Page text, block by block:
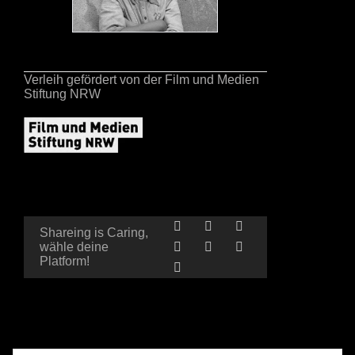
Cine-Vue.com
Verleih gefördert von der Film und Medien
Stiftung NRW
Shareing is Caring,
wähle deine
Platform!